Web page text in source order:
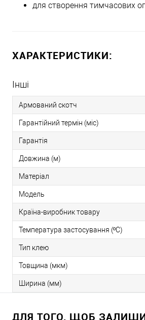
для створення тимчасових
ХАРАКТЕРИСТИКИ:
Інші
Армований скотч
Гарантійний термін (міс)
Гарантія
Довжина (м)
Матеріал
Модель
Країна-виробник товару
Температура застосування (ºС)
Тип клею
Товщина (мкм)
Ширина (мм)
ДЛЯ ТОГО, ЩОБ